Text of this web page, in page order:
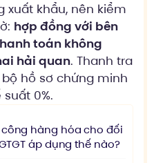
xuất khẩu, nên kiểm
hợp đồng với bên
toán không
hải quan. Thanh tra
hồ sơ chứng minh
0%.
hàng hóa cho đối
áp dụng thế nào?